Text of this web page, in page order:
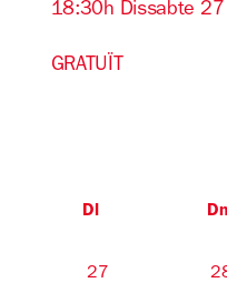
18:30h Dissabte 27
GRATUÏT
Dl
No hi ha cap
27